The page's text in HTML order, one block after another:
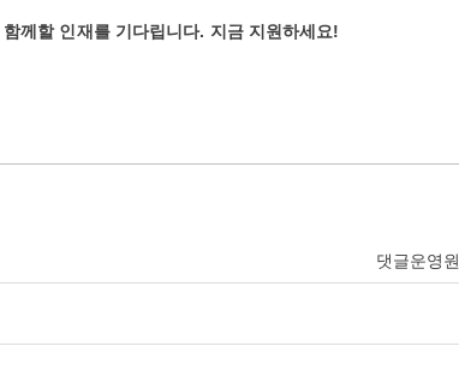
함께할 인재를 기다립니다. 지금 지원하세요!
댓글운영